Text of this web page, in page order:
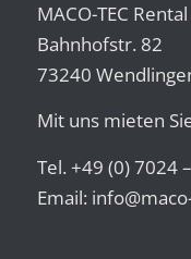
MACO-TEC
Bahnhofstr. 82
73240
Mit uns mieten
Tel. +49 (0) 7024
Email: